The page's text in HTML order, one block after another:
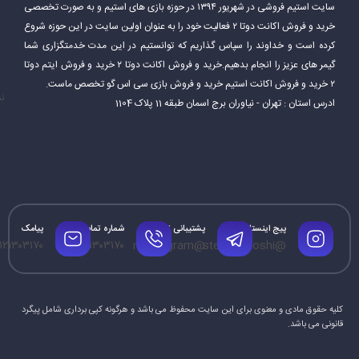
سایت استیم فروشی در شهریور ۱۳۹۴ در حوزه بازی های استیم و به صورت تخصصی
خرید و فروش اکانت دوتا ۲ فعالیت خود را به عنوان اولین سایت در این حوزه شروع
کرده است و خداوند را سپاس گذاریم که توانستیم در این مدت خدمتگزاری شما
گیمر های عزیز را انجام بدهیم.خرید و فروش اکانت دوتا ۲ خرید و فروش ایتم دوتا
۲ خرید و فروش اکانت استیم خرید و فروش بازی سی اس گو تخصص ماست.
ادرس استان : تهران - نیاوران برج اسمان طبقه 11 پلاک 1104
پیج اینستاگرام
@steamforoshi
پشتیبانی تلگرام
@mrtelegram
شماره تماس
۰۹۱۲۱۳۰۳۱۷۰
پیامک
کلیه حقوق مادی و معنوی برای این سایت محفوظ می باشد و هرگونه کپی برداری شامل پیگرد
قانونی می باشد.